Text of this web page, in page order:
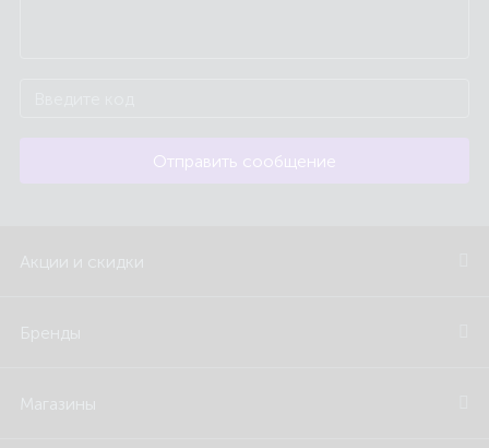
Отправить сообщение
Акции и скидки
Бренды
Магазины